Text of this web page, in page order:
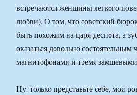
встречаются женщины легкого
любви). О том, что советский
быть похожим на царя-деспота, а
оказаться довольно состоятельным
магнитофонами и тремя
Ну, только представьте себе, мои